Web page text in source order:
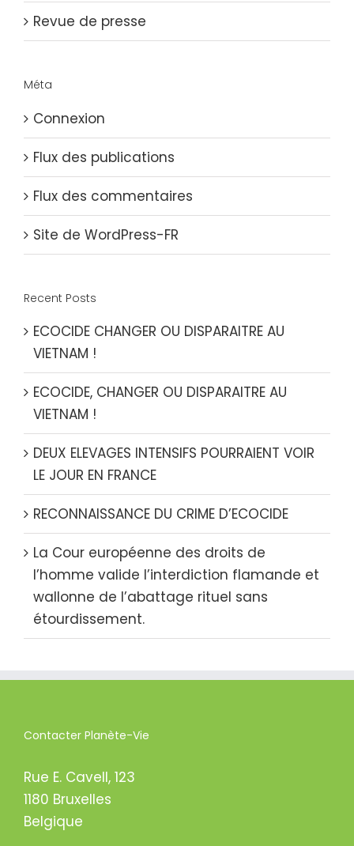
Revue de presse
Méta
Connexion
Flux des publications
Flux des commentaires
Site de WordPress-FR
Recent Posts
ECOCIDE CHANGER OU DISPARAITRE AU
VIETNAM !
ECOCIDE, CHANGER OU DISPARAITRE AU
VIETNAM !
DEUX ELEVAGES INTENSIFS POURRAIENT VOIR
LE JOUR EN FRANCE
RECONNAISSANCE DU CRIME D’ECOCIDE
La Cour européenne des droits de
l’homme valide l’interdiction flamande et
wallonne de l’abattage rituel sans
étourdissement.
Contacter Planète-Vie
Rue E. Cavell, 123
1180 Bruxelles
Belgique